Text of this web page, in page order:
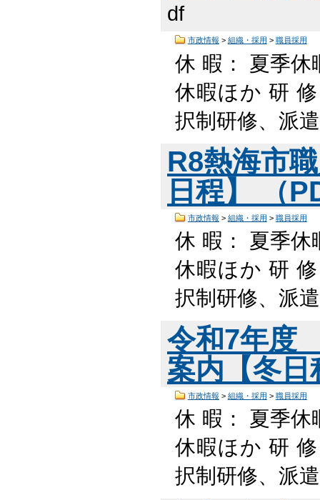
df
市政情報 > 組織・採用 > 職員採用
休 暇： 夏季休
休暇ほか 研
択制研修、派
R8熱海市
日程】 （
市政情報 > 組織・採用 > 職員採用
休 暇： 夏季休
休暇ほか 研
択制研修、派
令和7年度
案内【冬
市政情報 > 組織・採用 > 職員採用
休 暇： 夏季休
休暇ほか 研
択制研修、派